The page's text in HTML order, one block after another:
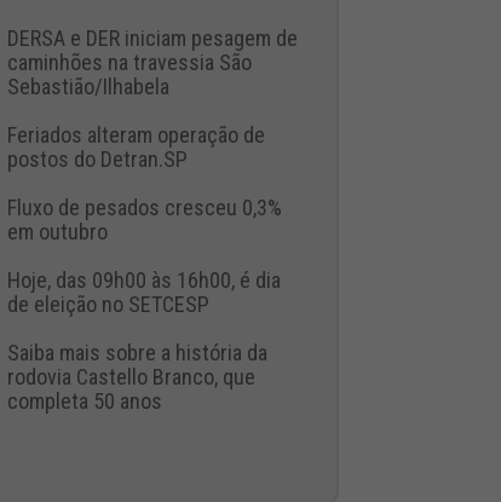
DERSA e DER iniciam pesagem de
caminhões na travessia São
Sebastião/Ilhabela
Feriados alteram operação de
postos do Detran.SP
Fluxo de pesados cresceu 0,3%
em outubro
Hoje, das 09h00 às 16h00, é dia
de eleição no SETCESP
Saiba mais sobre a história da
rodovia Castello Branco, que
completa 50 anos